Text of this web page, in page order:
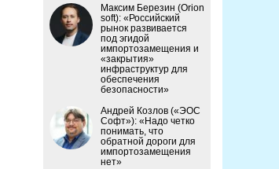
Максим Березин (Orion
soft): «Российский
рынок развивается
под эгидой
импортозамещения и
«закрытия»
инфраструктур для
обеспечения
безопасности»
Андрей Козлов («ЭОС
Софт»): «Надо четко
понимать, что
обратной дороги для
импортозамещения
нет»